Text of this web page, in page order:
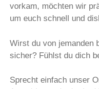
vorkam, möchten wir
um euch schnell und
Wirst du von jemanden
sicher? Fühlst du dich
Sprecht einfach unser